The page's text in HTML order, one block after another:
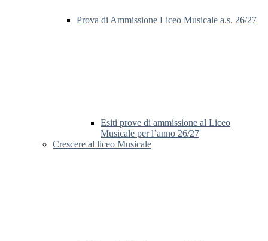
Prova di Ammissione Liceo Musicale a.s. 26/27
Esiti prove di ammissione al Liceo
Musicale per l’anno 26/27
Crescere al liceo Musicale